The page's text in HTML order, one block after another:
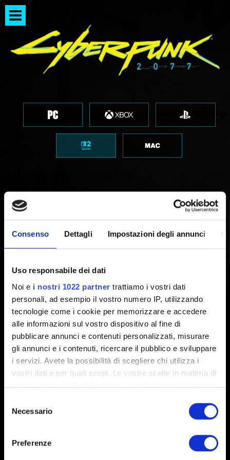
Consenso Dettagli Impostazioni degli annunci
Uso responsabile dei dati
Noi e i nostri 1022 partner trattiamo i vostri dati
personali, ad esempio il vostro numero IP, utilizzando
tecnologie come i cookie per memorizzare e accedere
alle informazioni sul vostro dispositivo al fine di
pubblicare annunci e contenuti personalizzati, misurare
gli annunci e i contenuti, ricercare il pubblico e sviluppare
i servizi. Avete la possibilità di scegliere chi utilizza i
vostri dati e per quali scopi. Le vostre scelte in materia di
privacy sono applicabili solo su questa proprietà digitale
modificare o revocare il proprio consenso in qualsiasi
momento dalla Dichiarazione sui cookie o facendo clic
delNecessario
Preferenze
ROACH RACE APP
Roach Race: un mini-gioco arcade
cyberpunk
Abbiamo appena pubblicato un aggiornamento
di Roach Race per Android e iOS!
Roach Race: un mini-gioco arcade cyberpunk